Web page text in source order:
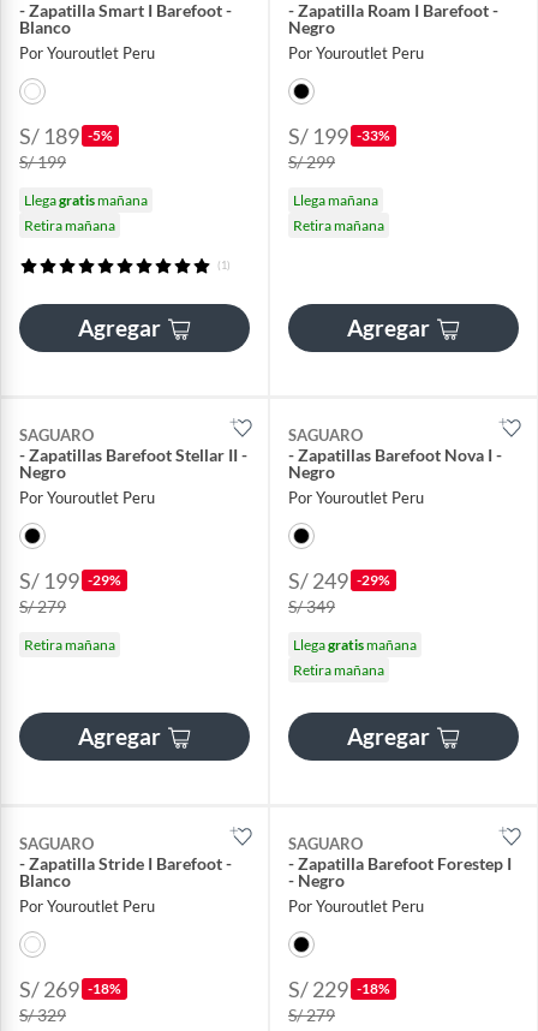
- Zapatilla Smart I Barefoot -
Blanco
Por Youroutlet Peru
S/ 189 -5%
S/ 199
Llegagratismañana
Retira mañana
(1)
Agregar
- Zapatilla Roam I Barefoot -
Negro
Por Youroutlet Peru
S/ 199 -33%
S/ 299
Llega mañana
Retira mañana
Agregar
SAGUARO
- Zapatillas Barefoot Stellar II -
Negro
Por Youroutlet Peru
S/ 199 -29%
S/ 279
Retira mañana
Agregar
SAGUARO
- Zapatillas Barefoot Nova I -
Negro
Por Youroutlet Peru
S/ 249 -29%
S/ 349
Llegagratismañana
Retira mañana
Agregar
SAGUARO
- Zapatilla Stride I Barefoot -
Blanco
Por Youroutlet Peru
S/ 269 -18%
S/ 329
SAGUARO
- Zapatilla Barefoot Forestep I
- Negro
Por Youroutlet Peru
S/ 229 -18%
S/ 279